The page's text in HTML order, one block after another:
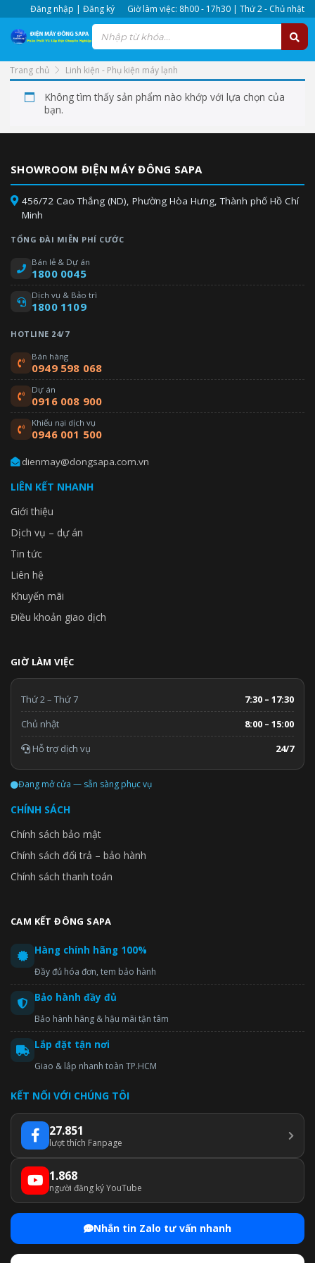
Đăng nhập | Đăng ký Giờ làm việc: 8h00 - 17h30 | Thứ 2 - Chủ nhật
Trang chủ Linh kiện - Phụ kiện máy lạnh
Linh kiện khác
Không tìm thấy sản phẩm nào khớp với lựa chọn của
bạn.
SHOWROOM ĐIỆN MÁY ĐÔNG SAPA
456/72 Cao Thắng (ND), Phường Hòa Hưng, Thành phố Hồ Chí
Minh
TỔNG ĐÀI MIỄN PHÍ CƯỚC
Bán lẻ & Dự án
1800 0045
Dịch vụ & Bảo trì
1800 1109
HOTLINE 24/7
Bán hàng
0949 598 068
Dự án
0916 008 900
Khiếu nại dịch vụ
0946 001 500
dienmay@dongsapa.com.vn
LIÊN KẾT NHANH
Giới thiệu
Dịch vụ – dự án
Tin tức
Liên hệ
Khuyến mãi
Điều khoản giao dịch
GIỜ LÀM VIỆC
Thứ 2 – Thứ 7
7:30 – 17:30
Chủ nhật
8:00 – 15:00
Hỗ trợ dịch vụ
24/7
Đang mở cửa — sẵn sàng phục vụ
CHÍNH SÁCH
Chính sách bảo mật
Chính sách đổi trả – bảo hành
Chính sách thanh toán
CAM KẾT ĐÔNG SAPA
Hàng chính hãng 100%
Đầy đủ hóa đơn, tem bảo hành
Bảo hành đầy đủ
Bảo hành hãng & hậu mãi tận tâm
Lắp đặt tận nơi
Giao & lắp nhanh toàn TP.HCM
KẾT NỐI VỚI CHÚNG TÔI
27.851
lượt thích Fanpage
1.868
người đăng ký YouTube
Nhắn tin Zalo tư vấn nhanh